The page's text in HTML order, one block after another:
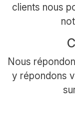
clients nous
Nous
y répondons